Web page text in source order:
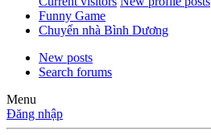
Funny Game
Chuyển nhà Bình Dương
New posts
Search forums
Menu
Đăng nhập